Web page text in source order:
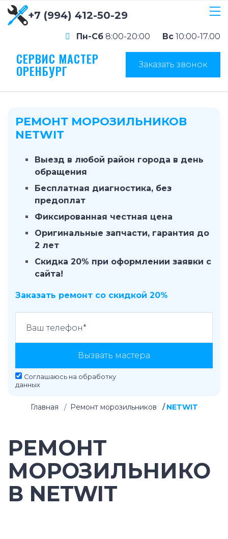
+7 (994) 412-50-29
Пн-Сб 8:00-20:00 Вс 10:00-17.00
СЕРВИС МАСТЕР
ОРЕНБУРГ Заказать звонок
РЕМОНТ МОРОЗИЛЬНИКОВ
NETWIT
Выезд в любой район города в день
обращения
Бесплатная диагностика, без
предоплат
Фиксированная честная цена
Оригинальные запчасти, гарантия до
2 лет
Скидка 20% при оформлении заявки с
сайта!
Заказать ремонт со скидкой 20%
Вызвать мастера
Соглашаюсь на обработку
данных
Главная Ремонт морозильников NETWIT
РЕМОНТ
МОРОЗИЛЬНИКО
В NETWIT